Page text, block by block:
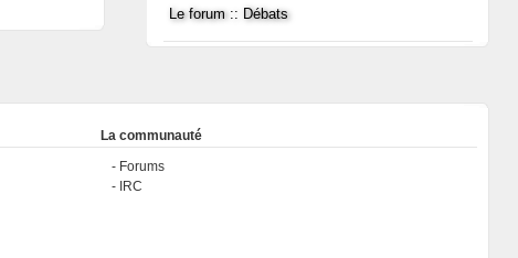
Le forum :: Débats
La communauté
Forums
IRC